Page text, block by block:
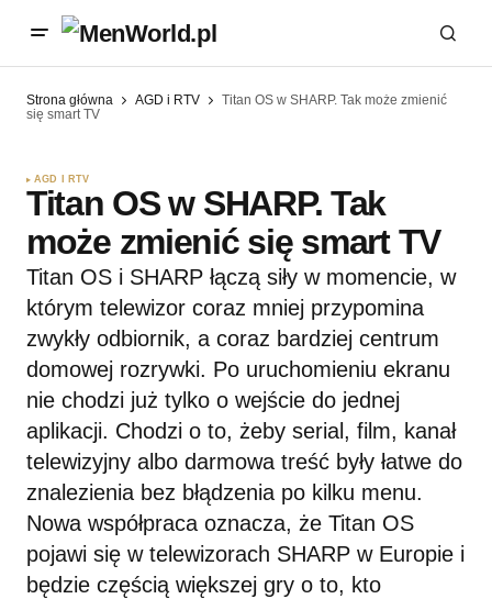
Strona główna AGD i RTV
Titan OS w SHARP. Tak może zmienić
się smart TV
AGD I RTV
Titan OS w SHARP. Tak
może zmienić się smart TV
Titan OS i SHARP łączą siły w momencie, w
którym telewizor coraz mniej przypomina
zwykły odbiornik, a coraz bardziej centrum
domowej rozrywki. Po uruchomieniu ekranu
nie chodzi już tylko o wejście do jednej
aplikacji. Chodzi o to, żeby serial, film, kanał
telewizyjny albo darmowa treść były łatwe do
znalezienia bez błądzenia po kilku menu.
Nowa współpraca oznacza, że Titan OS
pojawi się w telewizorach SHARP w Europie i
będzie częścią większej gry o to, kto